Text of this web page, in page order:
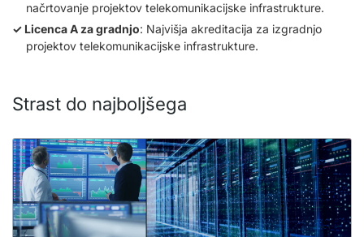
načrtovanje projektov telekomunikacijske infrastrukture.
Licenca A za gradnjo: Najvišja akreditacija za izgradnjo
projektov telekomunikacijske infrastrukture.
Strast do najboljšega